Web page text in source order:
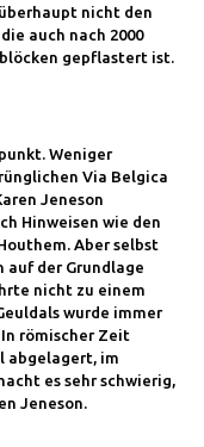
nicht den
auch nach 2000
gepflastert ist.
Weniger
Via Belgica
Jeneson
Hinweisen wie den
Aber selbst
auf der Grundlage
nicht zu einem
wurde immer
römischer Zeit
abgelagert, im
es sehr schwierig,
Jeneson.